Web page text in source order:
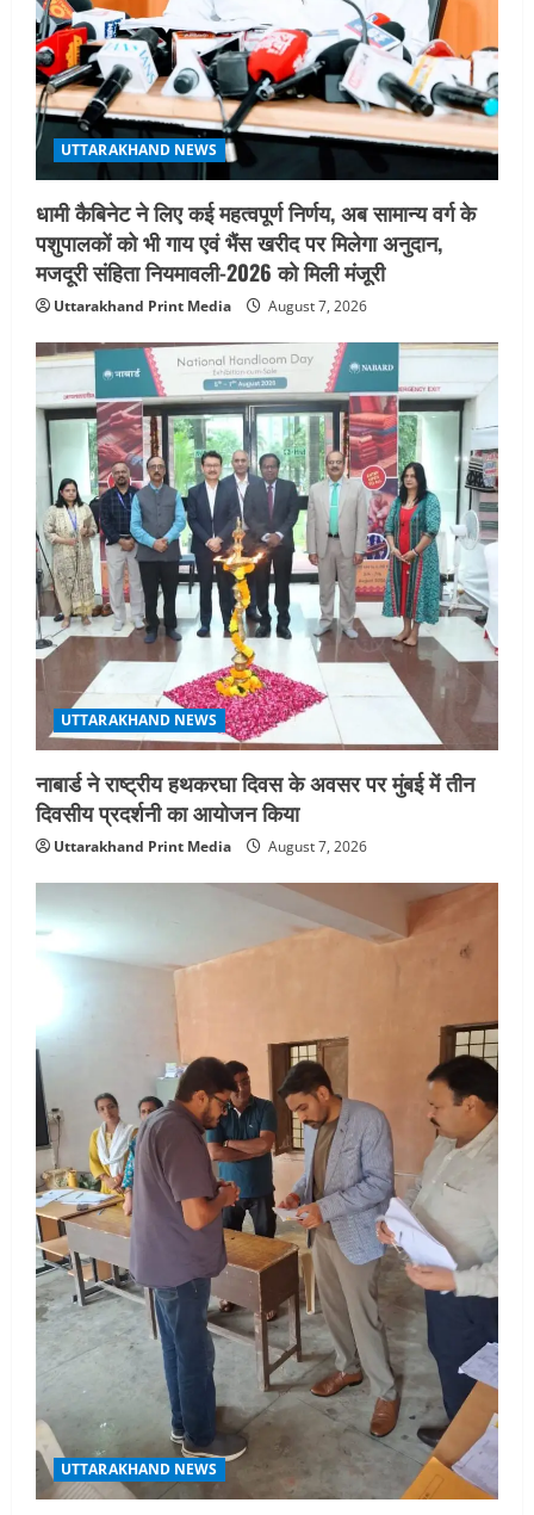
4
चयन : रेखा आर्या
August 6, 2026
5
UTTARAKHAND NEWS
मिस उत्तराखंड 2026 के सब-कॉन्टेस्ट ‘मिस
ब्यूटीफुल आइज़’ एवं ‘मिस ब्यूटीफुल हेयर’ का
आयोजन
August 5, 2026
UTTARAKHAND NEWS
धामी कैबिनेट ने लिए कई महत्वपूर्ण निर्णय, अब सामान्य वर्ग के
पशुपालकों को भी गाय एवं भैंस खरीद पर मिलेगा अनुदान,
मजदूरी संहिता नियमावली-2026 को मिली मंजूरी
Uttarakhand Print Media August 7, 2026
UTTARAKHAND NEWS
नाबार्ड ने राष्ट्रीय हथकरघा दिवस के अवसर पर मुंबई में तीन
दिवसीय प्रदर्शनी का आयोजन किया
Uttarakhand Print Media August 7, 2026
UTTARAKHAND NEWS